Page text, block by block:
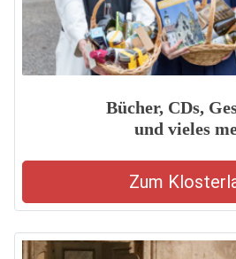
Bücher, CDs,
und vieles
Zum